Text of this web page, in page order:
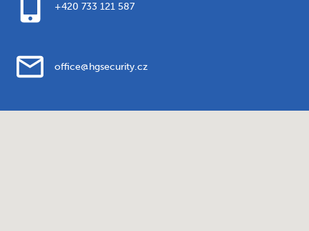
+420 733 121 587
office@hgsecurity.cz